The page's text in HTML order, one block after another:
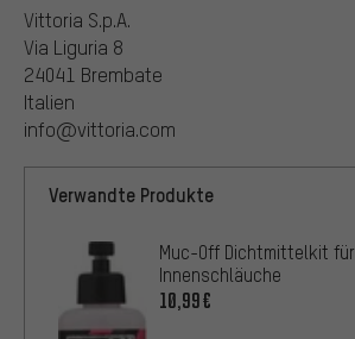
Vittoria S.p.A.
Via Liguria 8
24041 Brembate
Italien
info@vittoria.com
Verwandte Produkte
Muc-Off Dichtmittelkit für
Innenschläuche
10,99€